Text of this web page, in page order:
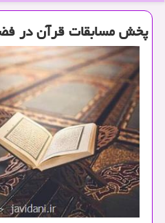
پخش مسابقات قرآن در